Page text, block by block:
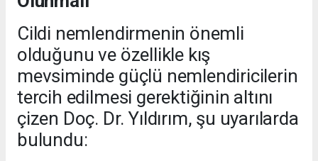
Cildi nemlendirmenin önemli
olduğunu ve özellikle kış
mevsiminde güçlü nemlendiricilerin
tercih edilmesi gerektiğinin altını
çizen Doç. Dr. Yıldırım, şu uyarılarda
bulundu: